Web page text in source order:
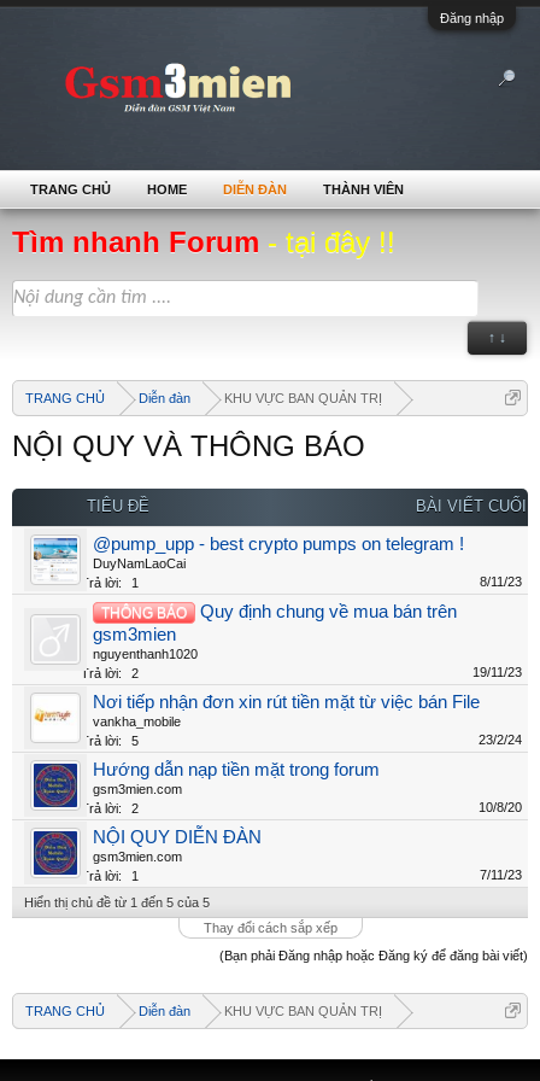
Đăng nhập
Tìm nhanh Forum - tại đây !!
↑ ↓
TRANG CHỦ Diễn đàn KHU VỰC BAN QUẢN TRỊ
NỘI QUY VÀ THÔNG BÁO
TIÊU ĐỀ BÀI VIẾT CUỐI
@pump_upp - best crypto pumps on telegram !
DuyNamLaoCai
Trả lời:
1 8/11/23
THÔNG BÁO
Quy định chung về mua bán trên
gsm3mien
nguyenthanh1020
Trả lời:
2 19/11/23
Nơi tiếp nhận đơn xin rút tiền mặt từ việc bán File
vankha_mobile
Trả lời:
5 23/2/24
Hướng dẫn nạp tiền mặt trong forum
gsm3mien.com
Trả lời:
2 10/8/20
NỘI QUY DIỄN ĐÀN
gsm3mien.com
Trả lời:
1
7/11/23
Hiển thị chủ đề từ 1 đến 5 của 5
Thay đổi cách sắp xếp
(Bạn phải Đăng nhập hoặc Đăng ký để đăng bài viết)
TRANG CHỦ Diễn đàn KHU VỰC BAN QUẢN TRỊ
TRANG CHỦ HOME DIỄN ĐÀN THÀNH VIÊN